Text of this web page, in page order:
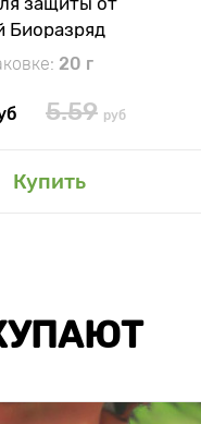
Биоразряд
20 г
5.59 руб
Купить